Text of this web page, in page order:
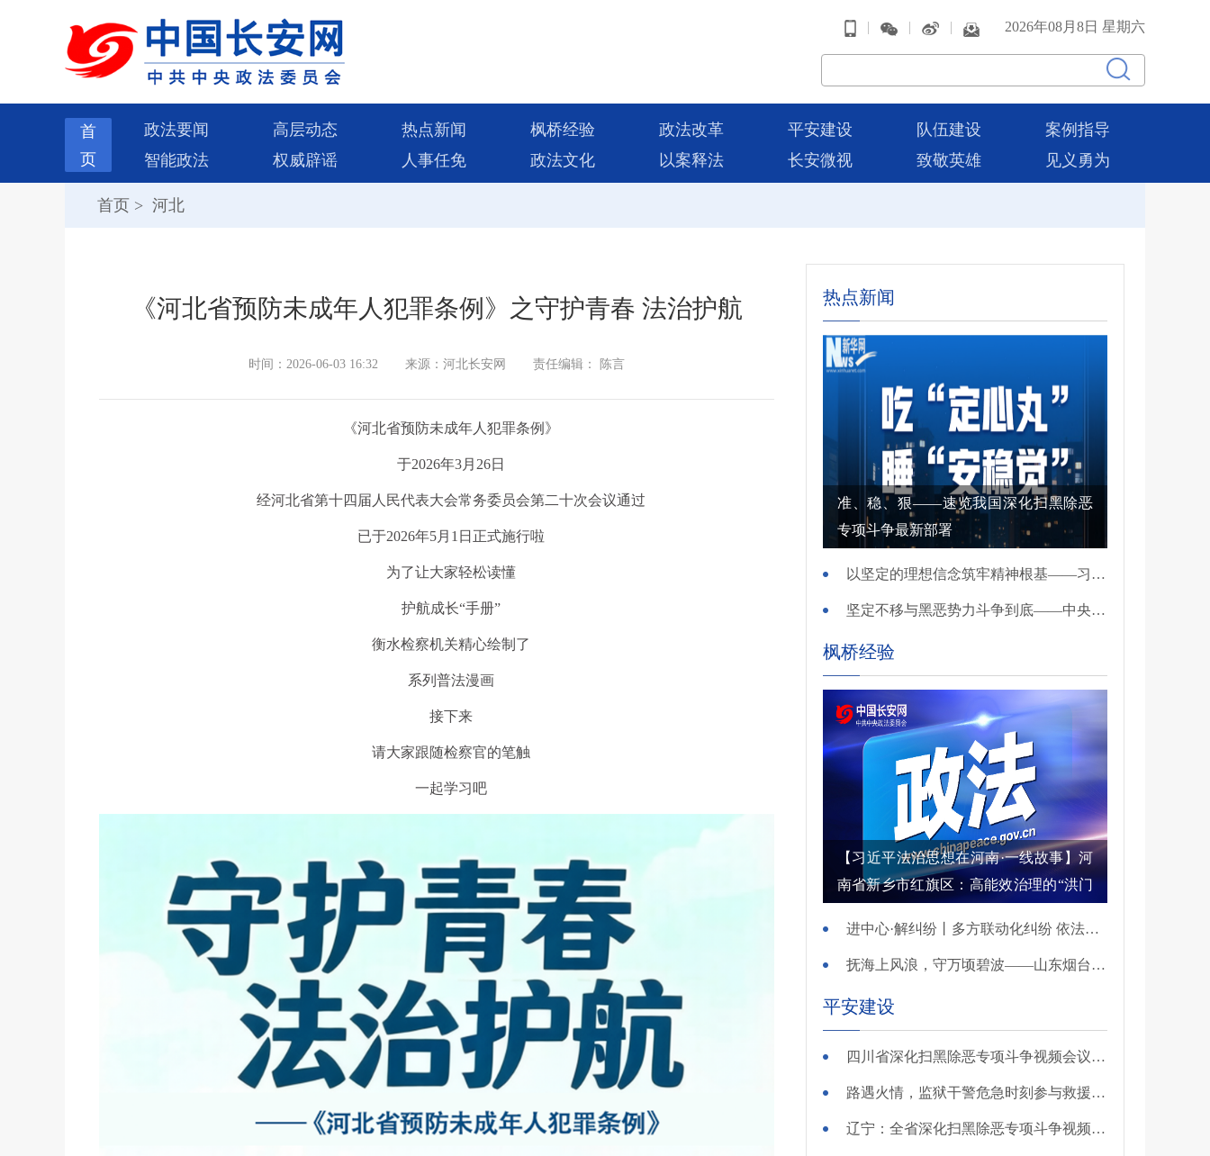
| | | 2026年08月8日 星期六
首
页
政法要闻 高层动态 热点新闻 枫桥经验 政法改革 平安建设 队伍建设
案例指导
智能政法
权威辟谣 人事任免 政法文化 以案释法 长安微视 致敬英雄 见义勇为
首页 > 河北
《河北省预防未成年人犯罪条例》之守护青春 法治护航
时间：2026-06-03 16:32 来源：河北长安网 责任编辑： 陈言
《河北省预防未成年人犯罪条例》
于2026年3月26日
经河北省第十四届人民代表大会常务委员会第二十次会议通过
已于2026年5月1日正式施行啦
为了让大家轻松读懂
护航成长“手册”
衡水检察机关精心绘制了
系列普法漫画
接下来
请大家跟随检察官的笔触
一起学习吧
热点新闻
准、稳、狠——速览我国深化扫黑除恶
专项斗争最新部署
以坚定的理想信念筑牢精神根基——习近平党建思想理论品格系列述评之一
坚定不移与黑恶势力斗争到底——中央政法委负责同志就开展深化扫黑除恶专项斗争有关问题答记者问
枫桥经验
【习近平法治思想在河南·一线故事】河
南省新乡市红旗区：高能效治理的“洪门
进中心·解纠纷丨多方联动化纠纷 依法调解护农耕
抚海上风浪，守万顷碧波——山东烟台把矛盾化解在微澜未起时
平安建设
四川省深化扫黑除恶专项斗争视频会议召开 于立军出席并讲话
路遇火情，监狱干警危急时刻参与救援显身手！
辽宁：全省深化扫黑除恶专项斗争视频会议召开